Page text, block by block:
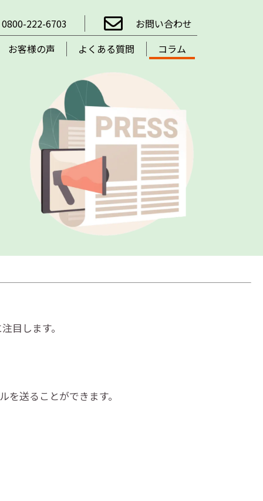
お客様の声 よくある質問 コラム
0800-222-6703 お問い合わせ
目します。
送ることができます。